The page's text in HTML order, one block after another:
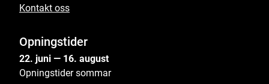
Kontakt oss
Opningstider
22. juni — 16. august
Opningstider sommar